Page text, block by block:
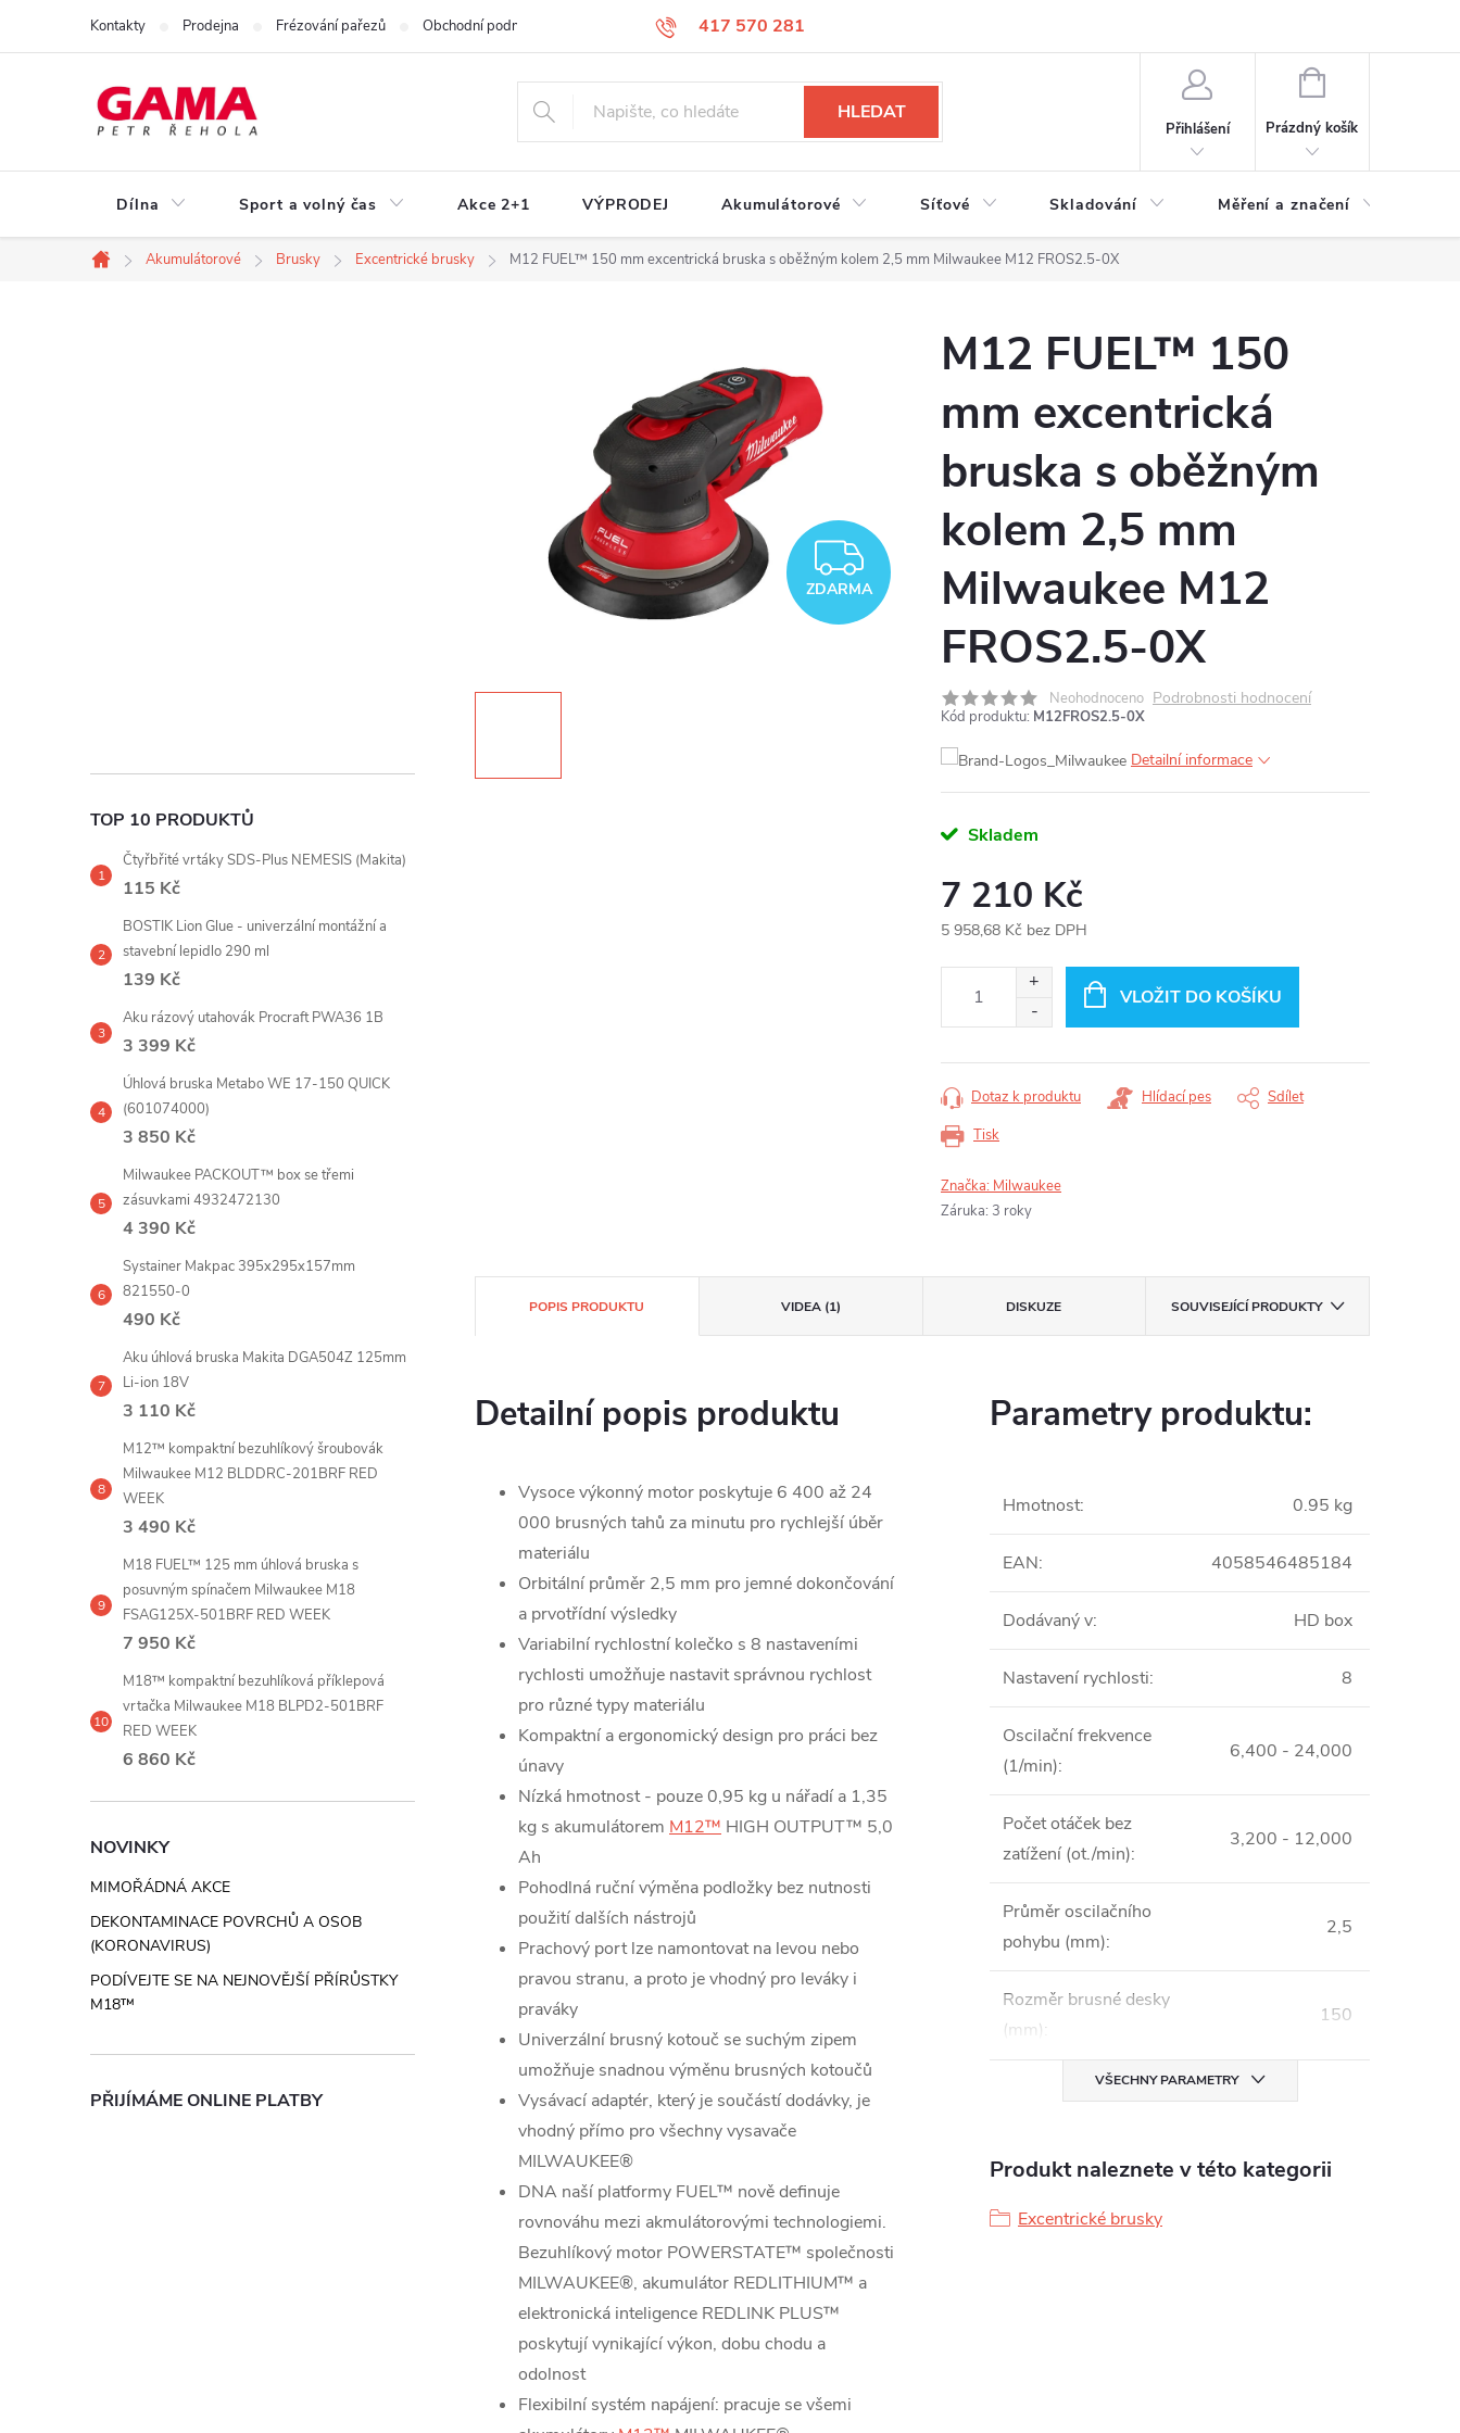
417 570 281
Kontakty Prodejna Frézování pařezů Obchodní podmínky Podmínky ochrany osobních údajů
HLEDAT
Přihlášení
NÁKUPNÍ
Prázdný košík
Dílna Sport a volný čas Akce 2+1 VÝPRODEJ Akumulátorové Síťové Skladování Měření a značení
Domů
Akumulátorové Brusky Excentrické brusky M12 FUEL™ 150 mm excentrická bruska s oběžným kolem 2,5 mm Milwaukee M12 FROS2.5-0X
í
p
a
n
l
TOP 10 PRODUKTŮ
Čtyřbřité vrtáky SDS-Plus NEMESIS (Makita)
115 Kč
BOSTIK Lion Glue - univerzální montážní a
stavební lepidlo 290 ml
139 Kč
Aku rázový utahovák Procraft PWA36 1B
3 399 Kč
Úhlová bruska Metabo WE 17-150 QUICK
(601074000)
3 850 Kč
Milwaukee PACKOUT™ box se třemi
zásuvkami 4932472130
4 390 Kč
Systainer Makpac 395x295x157mm
821550-0
490 Kč
Aku úhlová bruska Makita DGA504Z 125mm
Li-ion 18V
3 110 Kč
M12™ kompaktní bezuhlíkový šroubovák
Milwaukee M12 BLDDRC-201BRF RED
WEEK
3 490 Kč
M18 FUEL™ 125 mm úhlová bruska s
posuvným spínačem Milwaukee M18
FSAG125X-501BRF RED WEEK
7 950 Kč
M18™ kompaktní bezuhlíková příklepová
vrtačka Milwaukee M18 BLPD2-501BRF
RED WEEK
6 860 Kč
NOVINKY
MIMOŘÁDNÁ AKCE
DEKONTAMINACE POVRCHŮ A OSOB
(KORONAVIRUS)
PODÍVEJTE SE NA NEJNOVĚJŠÍ PŘÍRŮSTKY
M18™
PŘIJÍMÁME ONLINE PLATBY
ZDARMA
ZDARMA
M12 FUEL™ 150
mm excentrická
bruska s oběžným
kolem 2,5 mm
Milwaukee M12
FROS2.5-0X
Neohodnoceno Podrobnosti hodnocení
Kód produktu: M12FROS2.5-0X
Detailní informace
Skladem
7 210 Kč
5 958,68 Kč bez DPH
VLOŽIT DO KOŠÍKU
Tisk
Dotaz k produktu Hlídací pes Sdílet
Značka: Milwaukee
Záruka: 3 roky
POPIS PRODUKTU VIDEA (1) DISKUZE SOUVISEJÍCÍ PRODUKTY
Detailní popis produktu
Vysoce výkonný motor poskytuje 6 400 až 24
000 brusných tahů za minutu pro rychlejší úběr
materiálu
Orbitální průměr 2,5 mm pro jemné dokončování
a prvotřídní výsledky
Variabilní rychlostní kolečko s 8 nastaveními
rychlosti umožňuje nastavit správnou rychlost
pro různé typy materiálu
Kompaktní a ergonomický design pro práci bez
únavy
Nízká hmotnost - pouze 0,95 kg u nářadí a 1,35
kg s akumulátorem M12™ HIGH OUTPUT™ 5,0
Ah
Pohodlná ruční výměna podložky bez nutnosti
použití dalších nástrojů
Prachový port lze namontovat na levou nebo
pravou stranu, a proto je vhodný pro leváky i
praváky
Univerzální brusný kotouč se suchým zipem
umožňuje snadnou výměnu brusných kotoučů
Vysávací adaptér, který je součástí dodávky, je
vhodný přímo pro všechny vysavače
MILWAUKEE®
DNA naší platformy FUEL™ nově definuje
rovnováhu mezi akmulátorovými technologiemi.
Bezuhlíkový motor POWERSTATE™ společnosti
MILWAUKEE®, akumulátor REDLITHIUM™ a
elektronická inteligence REDLINK PLUS™
poskytují vynikající výkon, dobu chodu a
odolnost
Flexibilní systém napájení: pracuje se všemi
Parametry produktu:
Hmotnost: 0.95 kg
EAN: 4058546485184
Dodávaný v: HD box
Nastavení rychlosti: 8
Oscilační frekvence
(1/min):
6,400 - 24,000
Počet otáček bez
zatížení (ot./min):
3,200 - 12,000
Průměr oscilačního
pohybu (mm):
2,5
Rozměr brusné desky
(mm):
150
VŠECHNY PARAMETRY
Produkt naleznete v této kategorii
Excentrické brusky